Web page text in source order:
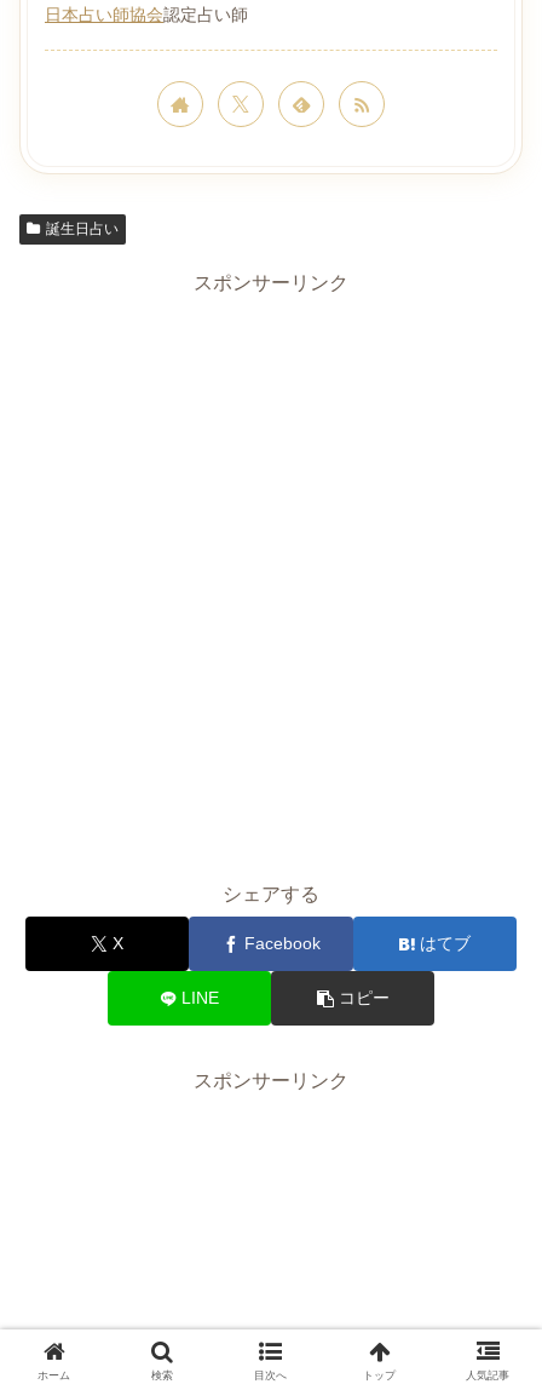
日本占い師協会認定占い師
誕生日占い
スポンサーリンク
シェアする
X Facebook はてブ
LINE コピー
スポンサーリンク
ホーム 検索 目次へ トップ 人気記事